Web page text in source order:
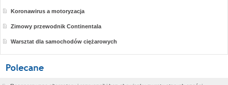
Koronawirus a motoryzacja
Zimowy przewodnik Continentala
Warsztat dla samochodów ciężarowych